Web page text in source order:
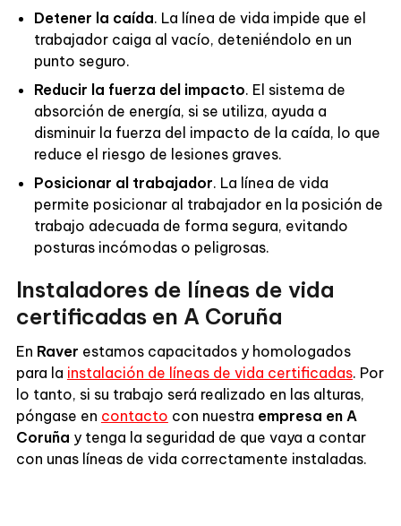
Detener la caída. La línea de vida impide que el
trabajador caiga al vacío, deteniéndolo en un
punto seguro.
Reducir la fuerza del impacto. El sistema de
absorción de energía, si se utiliza, ayuda a
disminuir la fuerza del impacto de la caída, lo que
reduce el riesgo de lesiones graves.
Posicionar al trabajador. La línea de vida
permite posicionar al trabajador en la posición de
trabajo adecuada de forma segura, evitando
posturas incómodas o peligrosas.
Instaladores de líneas de vida
certificadas en A Coruña
En Raver estamos capacitados y homologados
para la instalación de líneas de vida certificadas. Por
lo tanto, si su trabajo será realizado en las alturas,
póngase en contacto con nuestra empresa en A
Coruña y tenga la seguridad de que vaya a contar
con unas líneas de vida correctamente instaladas.